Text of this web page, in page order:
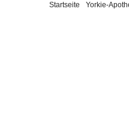
Startseite Yorkie-